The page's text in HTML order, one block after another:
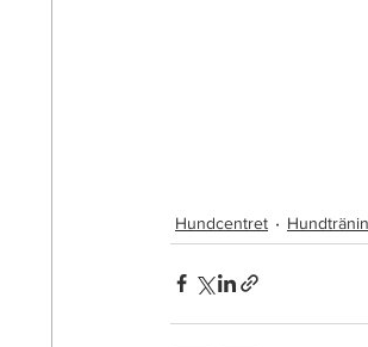
Hundcentret